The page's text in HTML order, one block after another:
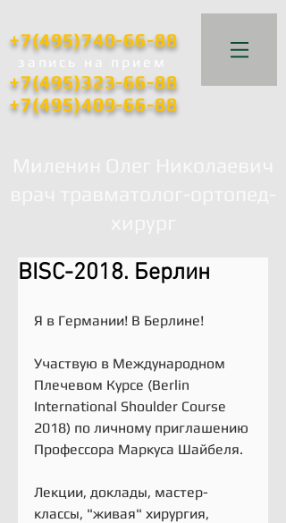
+7(495)740-66-88
запись на прием
+7(495)323-66-88
+7(495)409-66-88
BISC-2018. Берлин
Я в Германии! В Берлине!
Участвую в Международном
Плечевом Курсе (Berlin
International Shoulder Course
2018) по личному приглашению
Профессора Маркуса Шайбеля.
Лекции, доклады, мастер-
классы, "живая" хирургия,